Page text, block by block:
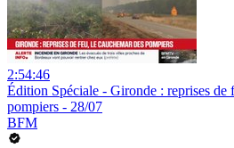
2:54:46
Édition Spéciale - Gironde : reprises de
pompiers - 28/07
BFM